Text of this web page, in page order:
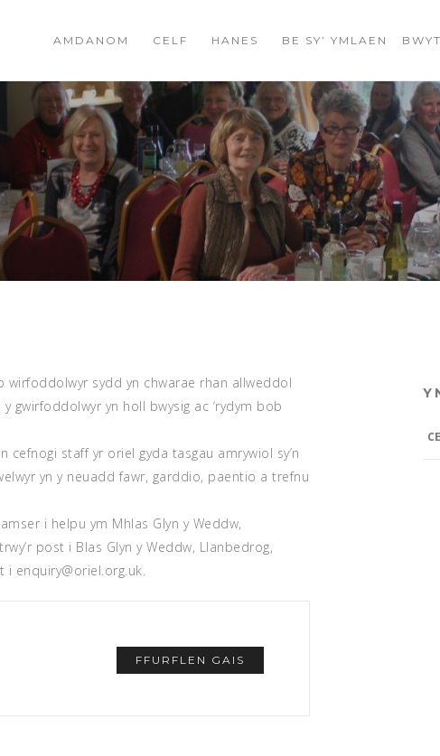
AMDANOM CELF HANES BE SY’ YMLAEN
wirfoddolwyr sydd yn chwarae rhan allweddol
gwirfoddolwyr yn holl bwysig ac ‘rydym bob
staff yr oriel gyda tasgau amrywiol sy’n
yn y neuadd fawr, garddio, paentio a trefnu
i helpu ym Mhlas Glyn y Weddw,
post i Blas Glyn y Weddw, Llanbedrog,
i enquiry@oriel.org.uk.
FFURFLEN GAIS